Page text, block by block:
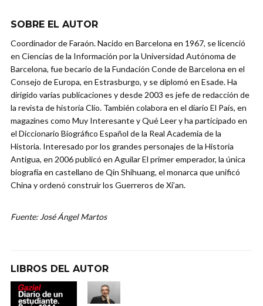
SOBRE EL AUTOR
Coordinador de Faraón. Nacido en Barcelona en 1967, se licenció
en Ciencias de la Información por la Universidad Autónoma de
Barcelona, fue becario de la Fundación Conde de Barcelona en el
Consejo de Europa, en Estrasburgo, y se diplomó en Esade. Ha
dirigido varias publicaciones y desde 2003 es jefe de redacción de
la revista de historia Clío. También colabora en el diario El País, en
magazines como Muy Interesante y Qué Leer y ha participado en
el Diccionario Biográfico Español de la Real Academia de la
Historia. Interesado por los grandes personajes de la Historia
Antigua, en 2006 publicó en Aguilar El primer emperador, la única
biografía en castellano de Qin Shihuang, el monarca que unificó
China y ordenó construir los Guerreros de Xi’an.
Fuente: José Ángel Martos
LIBROS DEL AUTOR